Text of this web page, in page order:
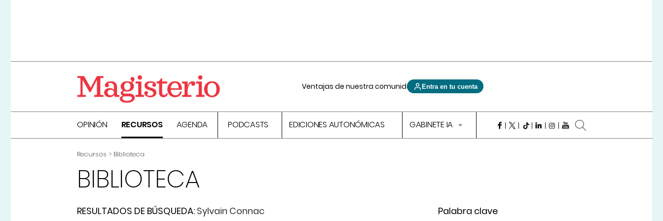
Ventajas de nuestra comunidad Entra en tu cuenta
OPINIÓN RECURSOS AGENDA PODCASTS EDICIONES AUTONÓMICAS GABINETE IA
Recursos Biblioteca
BIBLIOTECA
RESULTADOS DE BÚSQUEDA: Sylvain Connac
Palabra clave